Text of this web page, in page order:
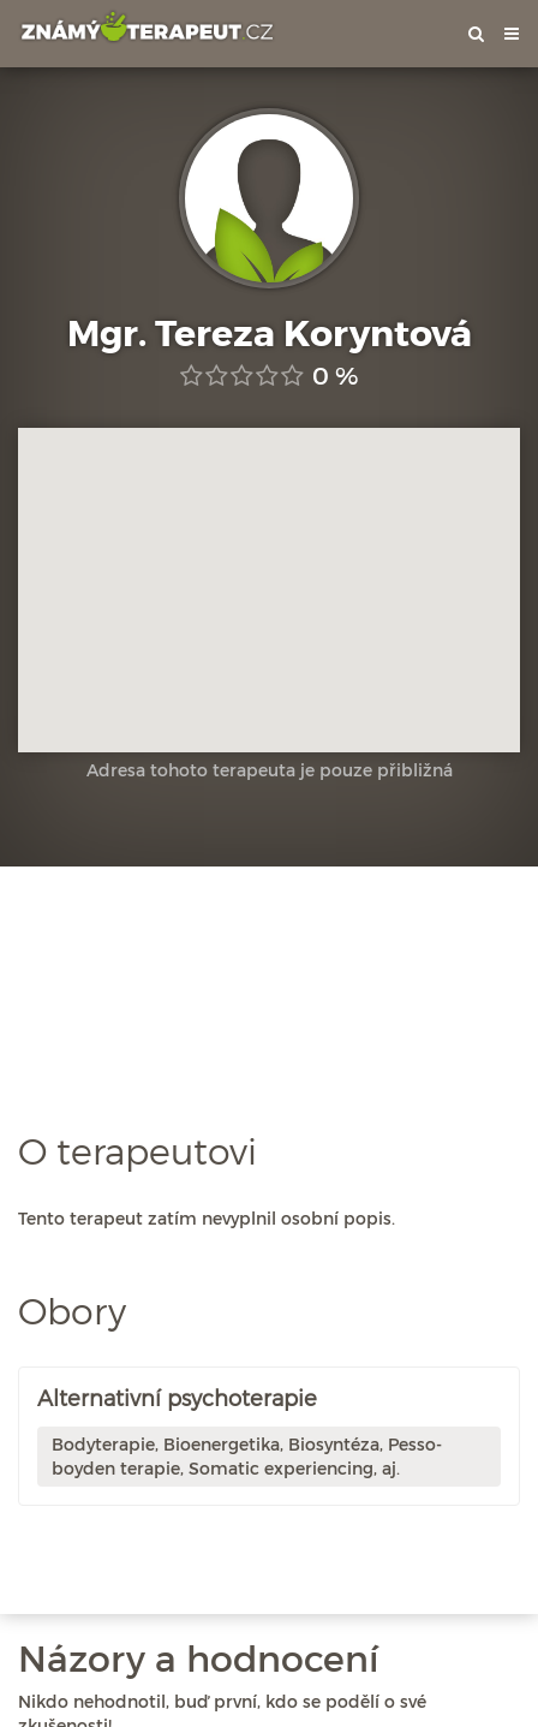
Mgr. Tereza Koryntová
0 %
Adresa tohoto terapeuta je pouze přibližná
O terapeutovi
Tento terapeut zatím nevyplnil osobní popis.
Obory
Alternativní psychoterapie
Bodyterapie, Bioenergetika, Biosyntéza, Pesso-
boyden terapie, Somatic experiencing, aj.
Názory a hodnocení
Nikdo nehodnotil, buď první, kdo se podělí o své